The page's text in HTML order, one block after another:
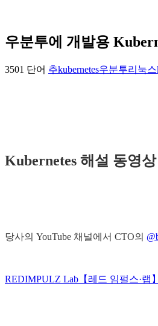
우분투에 개발용
3501 단어 추kubernetes우분투리눅스
Kubernetes 해설 동영상
당사의 YouTube 채널에서 CTO의
REDIMPULZ Lab【레드 임펄스·랩】